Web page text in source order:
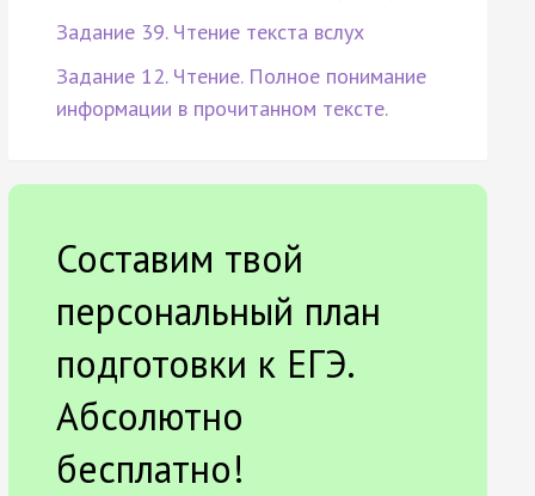
Задание 39. Чтение текста вслух
Задание 12. Чтение. Полное понимание
информации в прочитанном тексте.
Составим твой
персональный план
подготовки к ЕГЭ.
Абсолютно
бесплатно!